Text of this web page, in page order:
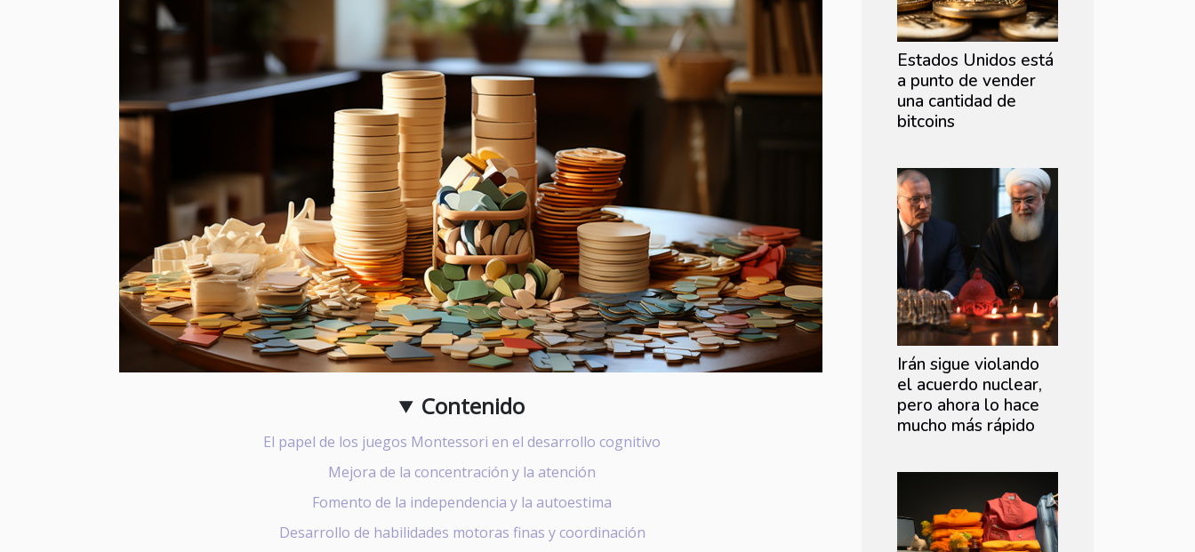
Contenido
El papel de los juegos Montessori en el desarrollo cognitivo
Mejora de la concentración y la atención
Fomento de la independencia y la autoestima
Desarrollo de habilidades motoras finas y coordinación
Estados Unidos está
a punto de vender
una cantidad de
bitcoins
Irán sigue violando
el acuerdo nuclear,
pero ahora lo hace
mucho más rápido